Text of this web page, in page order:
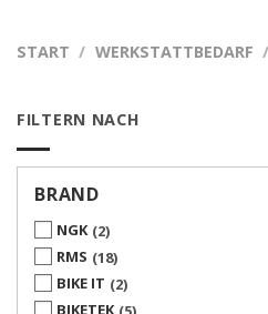
START / WERKSTATTBEDARF /
FILTERN NACH
BRAND
NGK 2
RMS 18
BIKE IT
2
BIKETEK